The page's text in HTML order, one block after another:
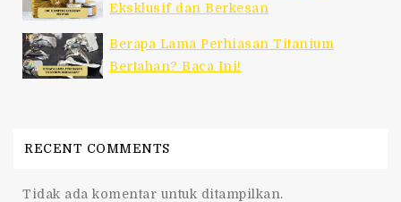
Eksklusif dan Berkesan
Berapa Lama Perhiasan Titanium
Bertahan? Baca Ini!
RECENT COMMENTS
Tidak ada komentar untuk ditampilkan.